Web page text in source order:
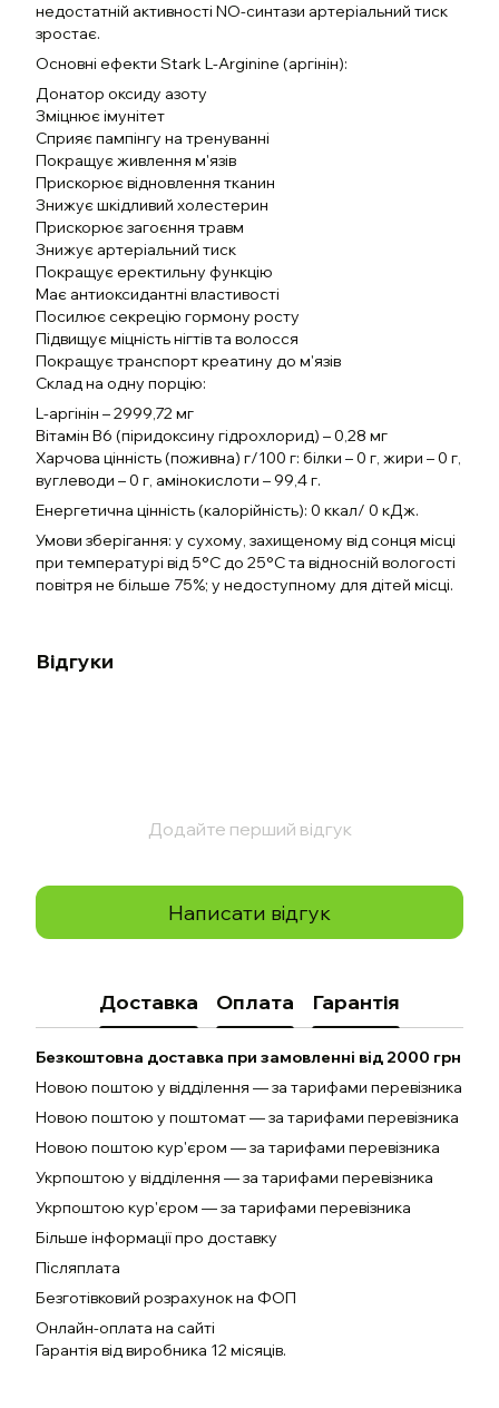
недостатній активності NO-синтази артеріальний тиск
зростає.
Основні ефекти Stark L-Arginine (аргінін):
Донатор оксиду азоту
Зміцнює імунітет
Сприяє пампінгу на тренуванні
Покращує живлення м'язів
Прискорює відновлення тканин
Знижує шкідливий холестерин
Прискорює загоєння травм
Знижує артеріальний тиск
Покращує еректильну функцію
Має антиоксидантні властивості
Посилює секрецію гормону росту
Підвищує міцність нігтів та волосся
Покращує транспорт креатину до м'язів
Склад на одну порцію:
L-аргінін – 2999,72 мг
Вітамін B6 (піридоксину гідрохлорид) – 0,28 мг
Харчова цінність (поживна) г/100 г: білки – 0 г, жири – 0 г,
вуглеводи – 0 г, амінокислоти – 99,4 г.
Енергетична цінність (калорійність): 0 ккал/ 0 кДж.
Умови зберігання: у сухому, захищеному від сонця місці
при температурі від 5°С до 25°С та відносній вологості
повітря не більше 75%; у недоступному для дітей місці.
Відгуки
Додайте перший відгук
Написати відгук
Доставка Оплата Гарантія
Безкоштовна доставка при замовленні від 2000 грн
Новою поштою у відділення — за тарифами перевізника
Новою поштою у поштомат — за тарифами перевізника
Новою поштою кур'єром — за тарифами перевізника
Укрпоштою у відділення — за тарифами перевізника
Укрпоштою кур'єром — за тарифами перевізника
Більше інформації про доставку
Післяплата
Безготівковий розрахунок на ФОП
Онлайн-оплата на сайті
Гарантія від виробника 12 місяців.